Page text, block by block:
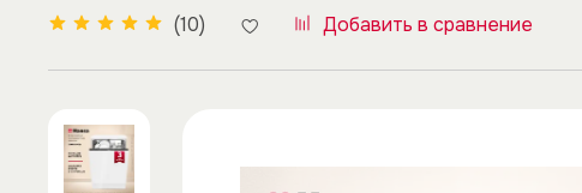
(10) Добавить в сравнение